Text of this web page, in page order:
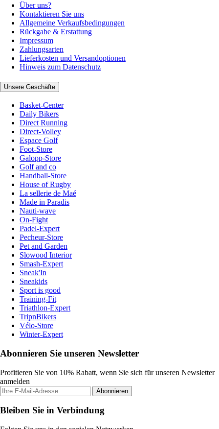
Über uns?
Kontaktieren Sie uns
Allgemeine Verkaufsbedingungen
Rückgabe & Erstattung
Impressum
Zahlungsarten
Lieferkosten und Versandoptionen
Hinweis zum Datenschutz
Unsere Geschäfte
Basket-Center
Daily Bikers
Direct Running
Direct-Volley
Espace Golf
Foot-Store
Galopp-Store
Golf and co
Handball-Store
House of Rugby
La sellerie de Maé
Made in Paradis
Nauti-wave
On-Fight
Padel-Expert
Pecheur-Store
Pet and Garden
Slowood Interior
Smash-Expert
Sneak'In
Sneakids
Sport is good
Training-Fit
Triathlon-Expert
TripnBikers
Vélo-Store
Winter-Expert
Abonnieren Sie unseren Newsletter
Profitieren Sie von 10% Rabatt, wenn Sie sich für unseren Newsletter
anmelden
Abonnieren
Bleiben Sie in Verbindung